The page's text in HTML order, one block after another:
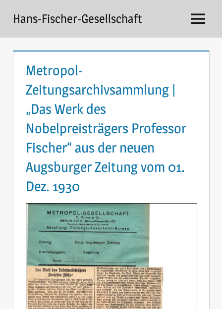
Inhalt
springen
Hans-Fischer-Gesellschaft Menü
Metropol-
Zeitungsarchivsammlung |
„Das Werk des
Nobelpreisträgers Professor
Fischer“ aus der neuen
Augsburger Zeitung vom 01.
Dez. 1930